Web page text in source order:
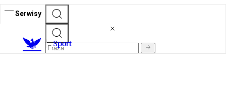
Serwisy
Sport